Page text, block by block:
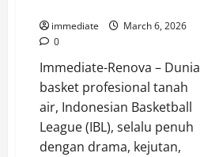
Bogor
Hornbills
Muda
Membayangi
immediate
March 6, 2026
0
Immediate-Renova – Dunia
basket profesional tanah
air, Indonesian Basketball
League (IBL), selalu penuh
dengan drama, kejutan,